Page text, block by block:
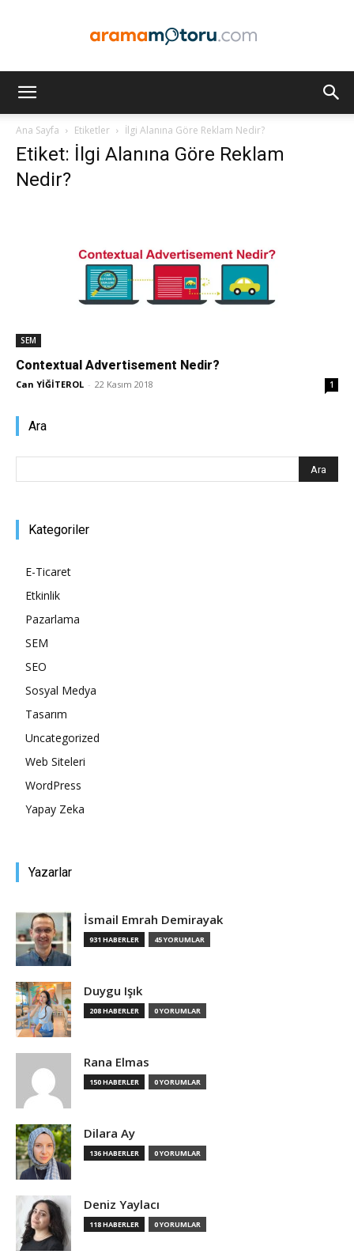
–
Ana Sayfa Etiketler İlgi Alanına Göre Reklam Nedir?
Etiket: İlgi Alanına Göre Reklam
Nedir?
SEM
Contextual Advertisement Nedir?
Can YİĞİTEROL - 22 Kasım 2018 1
Ara
Kategoriler
E-Ticaret
Etkinlik
Pazarlama
SEM
SEO
Sosyal Medya
Tasarım
Uncategorized
Web Siteleri
WordPress
Yapay Zeka
Yazarlar
İsmail Emrah Demirayak
931 HABERLER 45 YORUMLAR
Duygu Işık
208 HABERLER 0 YORUMLAR
Rana Elmas
150 HABERLER 0 YORUMLAR
Dilara Ay
136 HABERLER 0 YORUMLAR
Deniz Yaylacı
118 HABERLER 0 YORUMLAR